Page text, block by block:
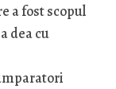
a fost scopul
dea cu